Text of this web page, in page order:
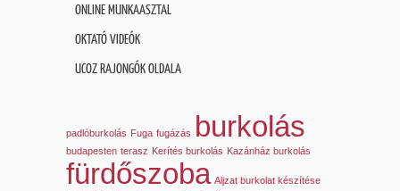
ONLINE MUNKAASZTAL
OKTATÓ VIDEÓK
UCOZ RAJONGÓK OLDALA
padlóburkolás Fuga fugázás burkolás
budapesten terasz Kerítés burkolás Kazánház burkolás
fürdőszoba Aljzat burkolat készítése